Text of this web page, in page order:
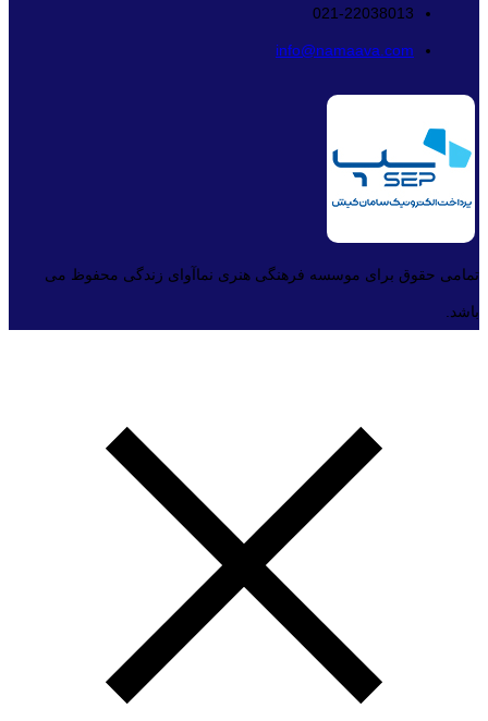
021-22038013
info@namaava.com
تمامی حقوق برای موسسه فرهنگی هنری نماآوای زندگی محفوظ می
باشد.